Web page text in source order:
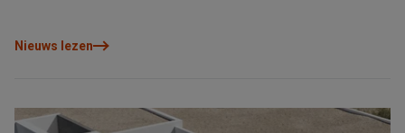
diensten bij u in de buurt.
Nieuws lezen